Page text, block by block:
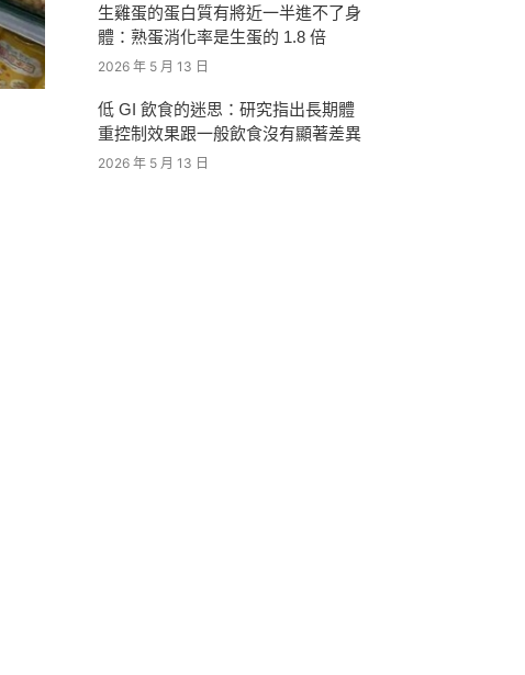
生雞蛋的蛋白質有將近一半進不了身
體：熟蛋消化率是生蛋的 1.8 倍
2026 年 5 月 13 日
低 GI 飲食的迷思：研究指出長期體
重控制效果跟一般飲食沒有顯著差異
2026 年 5 月 13 日